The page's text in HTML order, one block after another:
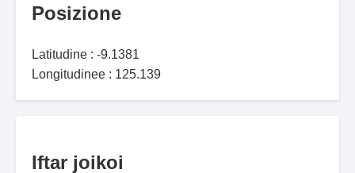
Posizione
Latitudine : -9.1381
Longitudinee : 125.139
Iftar joikoi